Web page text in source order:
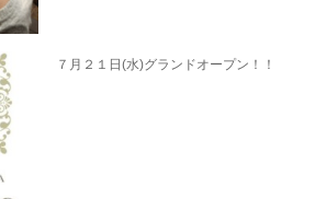
７月２１日(水)グランドオープン！！